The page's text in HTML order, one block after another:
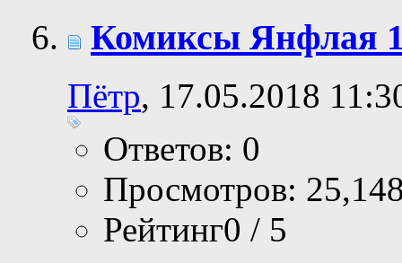
Комиксы Янфлая
Пётр, 17.05.2018
Ответов: 0
Просмотров:
Рейтинг0 / 5